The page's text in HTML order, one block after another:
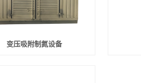
变压吸附制氮设备